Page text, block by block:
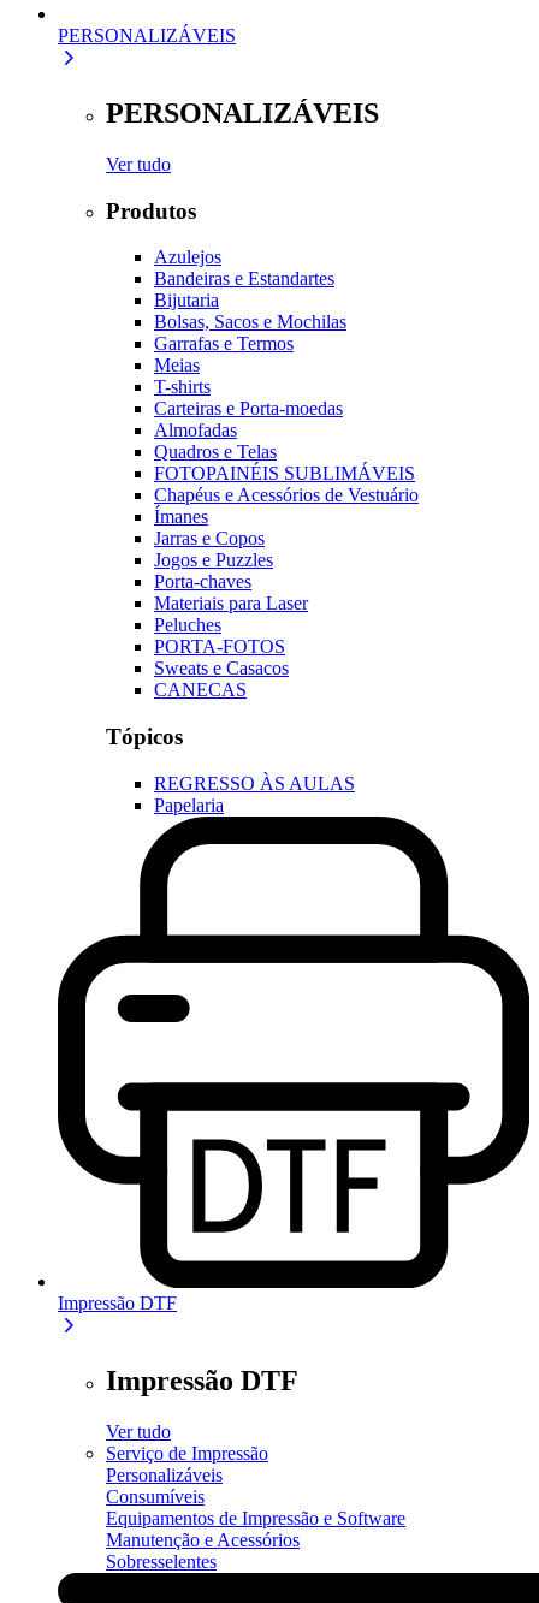
PERSONALIZÁVEIS
PERSONALIZÁVEIS
Ver tudo
Produtos
Azulejos
Bandeiras e Estandartes
Bijutaria
Bolsas, Sacos e Mochilas
Garrafas e Termos
Meias
T-shirts
Carteiras e Porta-moedas
Almofadas
Quadros e Telas
FOTOPAINÉIS SUBLIMÁVEIS
Chapéus e Acessórios de Vestuário
Ímanes
Jarras e Copos
Jogos e Puzzles
Porta-chaves
Materiais para Laser
Peluches
PORTA-FOTOS
Sweats e Casacos
CANECAS
Tópicos
REGRESSO ÀS AULAS
Papelaria
Impressão DTF
Impressão DTF
Ver tudo
Serviço de Impressão
Personalizáveis
Consumíveis
Equipamentos de Impressão e Software
Manutenção e Acessórios
Sobresselentes